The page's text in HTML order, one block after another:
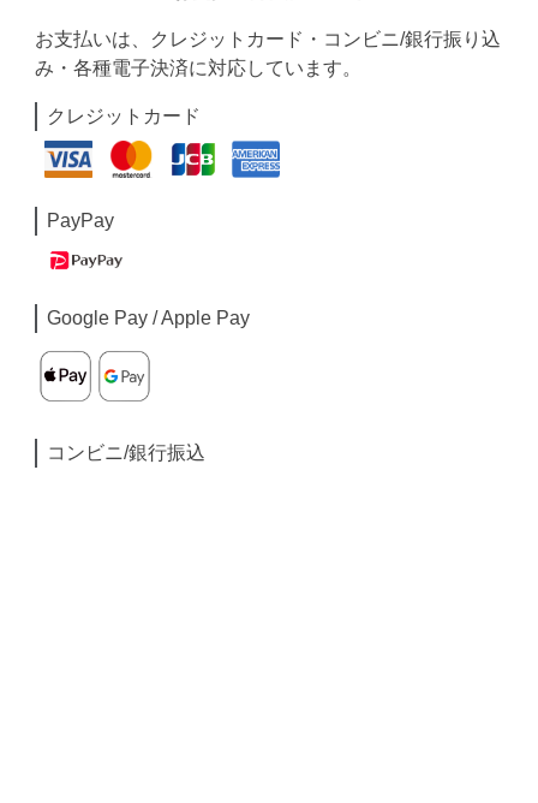
お支払いは、クレジットカード・コンビニ/銀行振り込
み・各種電子決済に対応しています。
クレジットカード
PayPay
Google Pay / Apple Pay
コンビニ/銀行振込